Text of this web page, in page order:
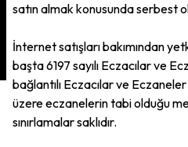
satın almak konusunda serbest
İnternet satışları bakımından
başta 6197 sayılı Eczacılar ve
bağlantılı Eczacılar ve
üzere eczanelerin tabi olduğu
sınırlamalar saklıdır.